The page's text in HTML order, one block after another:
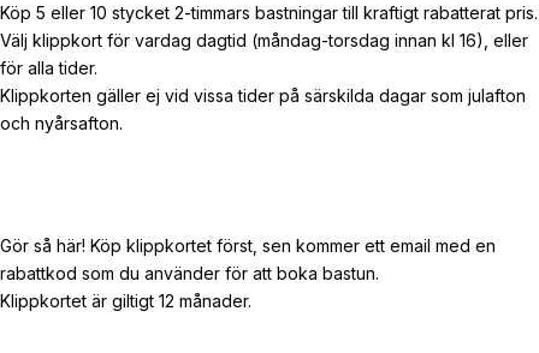
Köp 5 eller 10 stycket 2-timmars bastningar till kraftigt rabatterat pris.
Välj klippkort för vardag dagtid (måndag-torsdag innan kl 16), eller
för alla tider.
Klippkorten gäller ej vid vissa tider på särskilda dagar som julafton
och nyårsafton.
Gör så här! Köp klippkortet först, sen kommer ett email med en
rabattkod som du använder för att boka bastun.
Klippkortet är giltigt 12 månader.